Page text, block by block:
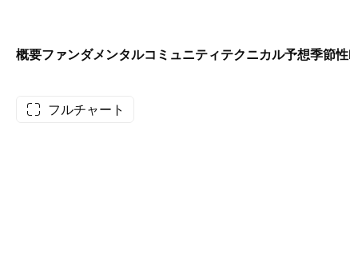
概要ファンダメンタルコミュニティテクニカル予想季節性
フルチャート